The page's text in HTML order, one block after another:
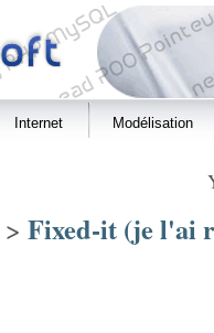
Internet Modélisation
> Fixed-it (je l'ai